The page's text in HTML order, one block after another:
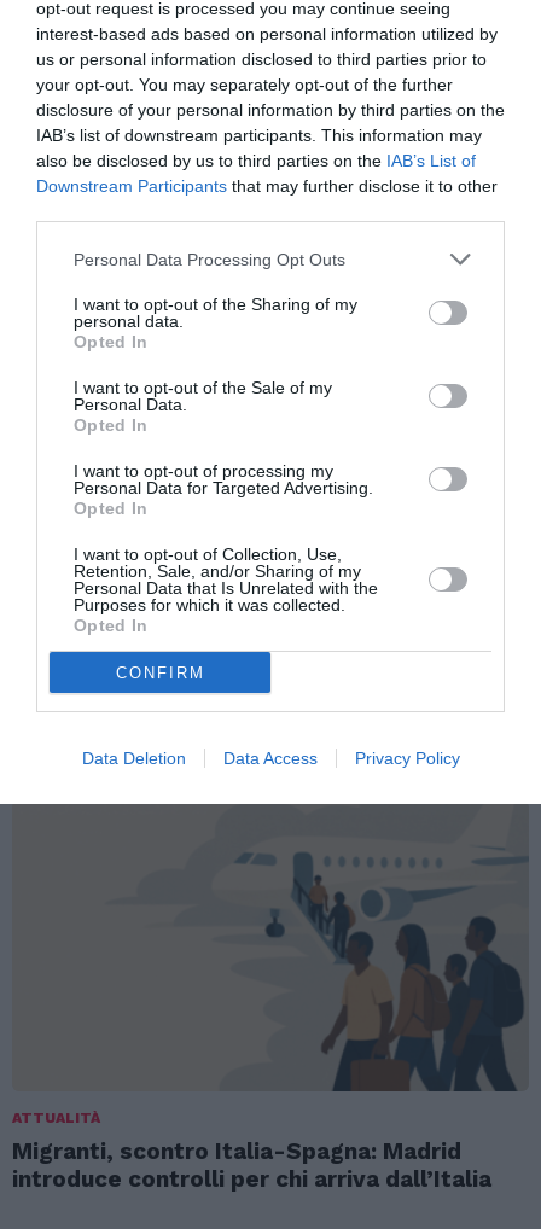
opt-out request is processed you may continue seeing
interest-based ads based on personal information utilized by
us or personal information disclosed to third parties prior to
your opt-out. You may separately opt-out of the further
disclosure of your personal information by third parties on the
IAB’s list of downstream participants. This information may
also be disclosed by us to third parties on the IAB’s List of
Downstream Participants that may further disclose it to other
Personal Data Processing Opt Outs
I want to opt-out of the Sharing of my
personal data.
Opted In
I want to opt-out of the Sale of my
Personal Data.
Opted In
I want to opt-out of processing my
Personal Data for Targeted Advertising.
Opted In
I want to opt-out of Collection, Use,
Retention, Sale, and/or Sharing of my
Personal Data that Is Unrelated with the
Purposes for which it was collected.
Opted In
CONFIRM
Data Deletion Data Access Privacy Policy
I casi per i quali necessitano degli
approfondimenti, avranno un accesso diretto alle
cure ospedaliere. Finora sono state visitate 25
Articolo precedente
Bonus 150 euro: che cos’è, come ottenerlo
e chi può richiederlo
Articolo seguente
Assegno unico: aumentano gli importi per i
figli disabili maggiorenni
ANCHE:
ATTUALITÀ
Migranti, scontro Italia-Spagna: Madrid
introduce controlli per chi arriva dall’Italia